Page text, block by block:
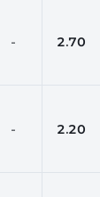
- 2.70
- 2.20